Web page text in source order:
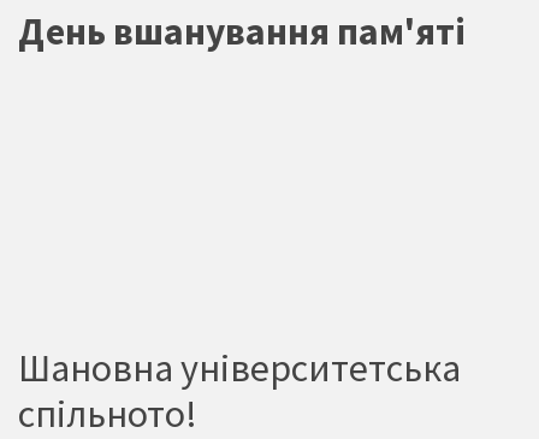
День вшанування пам'яті
Шановна університетська
спільното!